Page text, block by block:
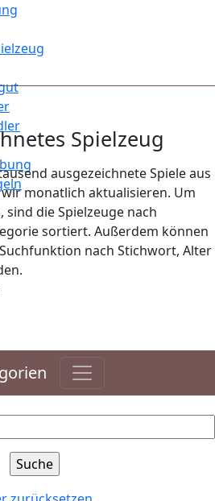
Spielzeug
ausgezeichnete Spiele aus
monatlich aktualisieren. Um
die Spielzeuge nach
sortiert. Außerdem können
nach Stichwort, Alter